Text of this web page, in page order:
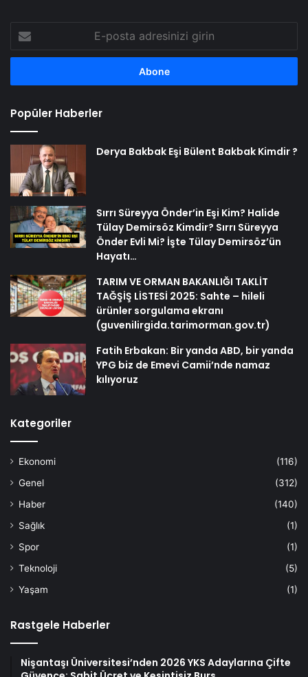
posta
adresinizi
Popüler Haberler
Derya Bakbak Eşi Bülent Bakbak Kimdir ?
Sırrı Süreyya Önder’in Eşi Kim? Halide
Tülay Demirsöz Kimdir? Sırrı Süreyya
Önder Evli Mi? İşte Tülay Demirsöz’ün
Hayatı…
TARIM VE ORMAN BAKANLIĞI TAKLİT
TAĞŞİŞ LİSTESİ 2025: Sahte – hileli
ürünler sorgulama ekranı
(guvenilirgida.tarimorman.gov.tr)
Fatih Erbakan: Bir yanda ABD, bir yanda
YPG biz de Emevi Camii’nde namaz
kılıyoruz
Kategoriler
Ekonomi
(116)
Genel
(312)
Haber
(140)
Sağlık
(1)
Spor
(1)
Teknoloji
(5)
Yaşam
(1)
Rastgele Haberler
Nişantaşı Üniversitesi’nden 2026 YKS Adaylarına Çifte